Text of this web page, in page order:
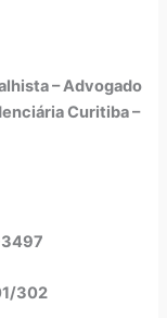
– Advogado
Curitiba –
302